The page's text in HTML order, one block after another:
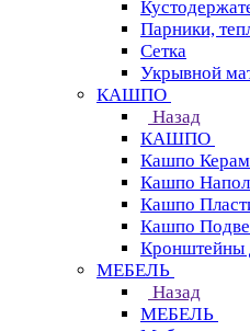
Парники,
Сетка
Укрывной
КАШПО
Назад
КАШПО
Кашпо
Кашпо
Кашпо
Кашпо
Кронштейны
МЕБЕЛЬ
Назад
МЕБЕЛЬ